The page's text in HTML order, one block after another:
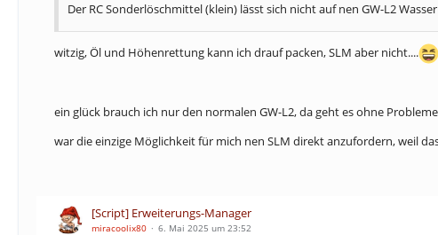
Der RC Sonderlöschmittel (klein) lässt sich nicht auf nen GW-L2
witzig, Öl und Höhenrettung kann ich drauf packen, SLM aber nicht....
ein glück brauch ich nur den normalen GW-L2, da geht es ohne
war die einzige Möglichkeit für mich nen SLM direkt anzufordern, weil
[Script] Erweiterungs-Manager
miracoolix80 6. Mai 2025 um 23:52